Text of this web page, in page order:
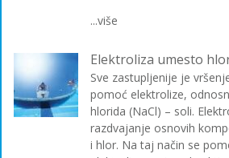
...više
Elektroliza umesto
Sve zastupljenije je
pomoć elektrolize,
hlorida (NaCl) – soli.
razdvajanje osnovih
i hlor. Na taj način se